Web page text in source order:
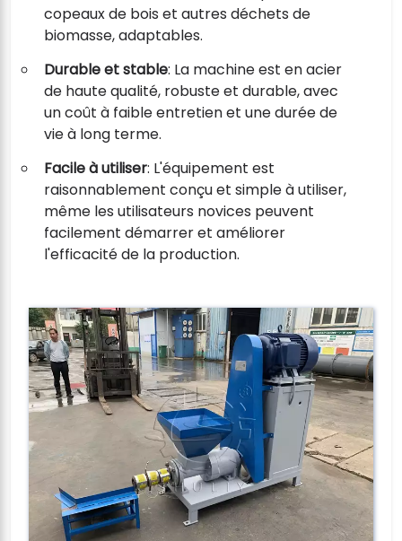
copeaux de bois et autres déchets de
biomasse, adaptables.
Durable et stable: La machine est en acier
de haute qualité, robuste et durable, avec
un coût à faible entretien et une durée de
vie à long terme.
Facile à utiliser: L'équipement est
raisonnablement conçu et simple à utiliser,
même les utilisateurs novices peuvent
facilement démarrer et améliorer
l'efficacité de la production.